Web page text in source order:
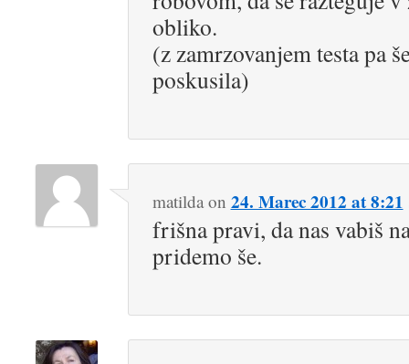
obliko.
(z zamrzovanjem testa pa
poskusila)
matildaon 24. Marec 2012 at 8:21
frišna pravi, da nas vabiš
pridemo še.